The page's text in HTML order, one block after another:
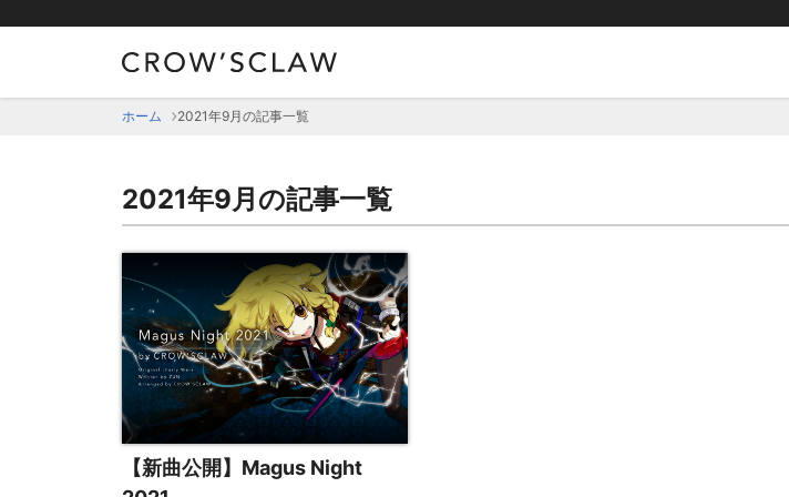
ホーム 2021年9月の記事一覧
2021年9月の記事一覧
【新曲公開】Magus Night